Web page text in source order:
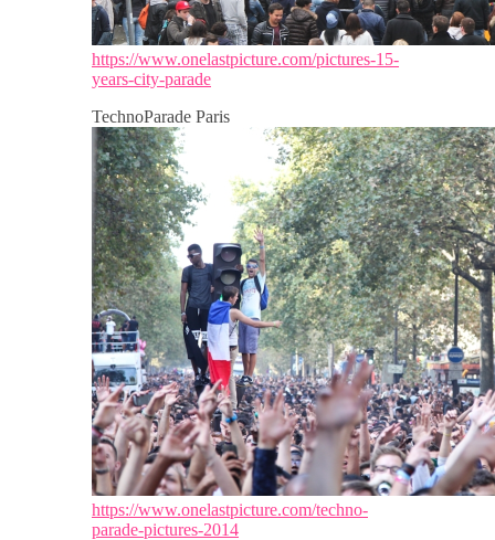
https://www.onelastpicture.com/pictures-15-
years-city-parade
TechnoParade Paris
https://www.onelastpicture.com/techno-
parade-pictures-2014